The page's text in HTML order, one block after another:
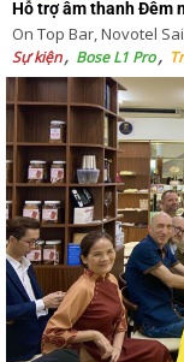
Hỗ trợ âm thanh Đêm
On Top Bar, Novotel
Sự kiện Bose L1 Pro